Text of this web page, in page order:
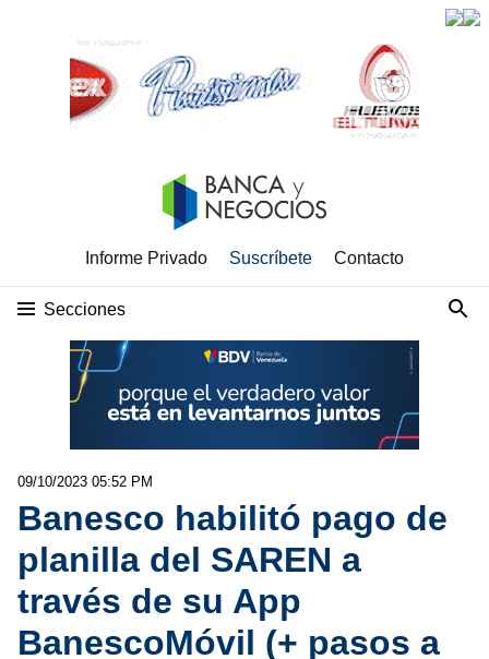
Informe Privado Suscríbete Contacto
Secciones
09/10/2023 05:52 PM
Banesco habilitó pago de
planilla del SAREN a
través de su App
BanescoMóvil (+ pasos a